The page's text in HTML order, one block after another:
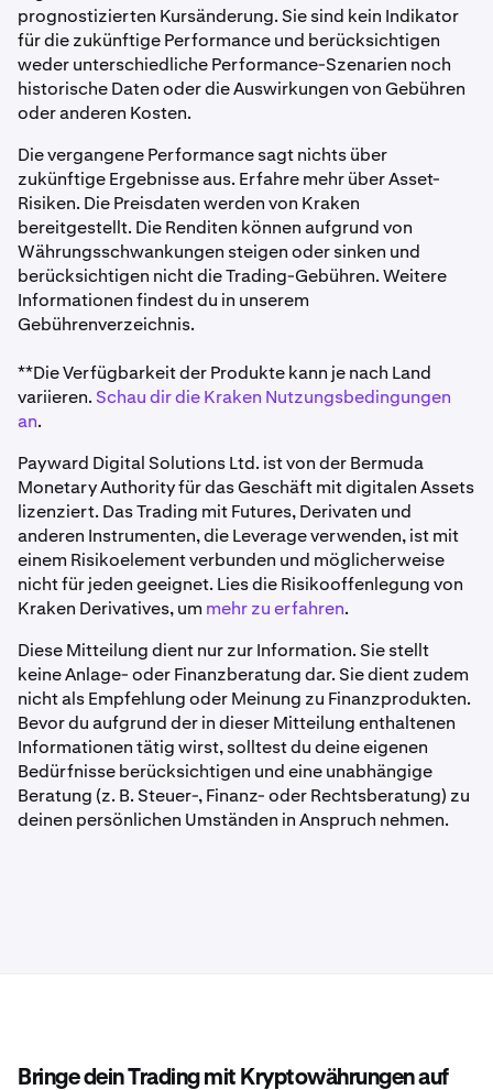
prognostizierten Kursänderung. Sie sind kein Indikator
für die zukünftige Performance und berücksichtigen
weder unterschiedliche Performance-Szenarien noch
historische Daten oder die Auswirkungen von Gebühren
oder anderen Kosten.
Die vergangene Performance sagt nichts über
zukünftige Ergebnisse aus. Erfahre mehr über Asset-
Risiken. Die Preisdaten werden von Kraken
bereitgestellt. Die Renditen können aufgrund von
Währungsschwankungen steigen oder sinken und
berücksichtigen nicht die Trading-Gebühren. Weitere
Informationen findest du in unserem
Gebührenverzeichnis.
**Die Verfügbarkeit der Produkte kann je nach Land
variieren. Schau dir die Kraken Nutzungsbedingungen
an.
Payward Digital Solutions Ltd. ist von der Bermuda
Monetary Authority für das Geschäft mit digitalen Assets
lizenziert. Das Trading mit Futures, Derivaten und
anderen Instrumenten, die Leverage verwenden, ist mit
einem Risikoelement verbunden und möglicherweise
nicht für jeden geeignet. Lies die Risikooffenlegung von
Kraken Derivatives, um mehr zu erfahren.
Diese Mitteilung dient nur zur Information. Sie stellt
keine Anlage- oder Finanzberatung dar. Sie dient zudem
nicht als Empfehlung oder Meinung zu Finanzprodukten.
Bevor du aufgrund der in dieser Mitteilung enthaltenen
Informationen tätig wirst, solltest du deine eigenen
Bedürfnisse berücksichtigen und eine unabhängige
Beratung (z. B. Steuer-, Finanz- oder Rechtsberatung) zu
deinen persönlichen Umständen in Anspruch nehmen.
Bringe dein Trading mit Kryptowährungen auf